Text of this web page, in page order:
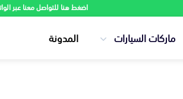
اضغط هنا للتواصل معنا عبر
ماركات السيارات المدونة